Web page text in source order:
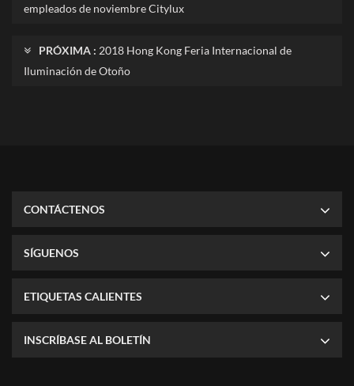
empleados de noviembre Citylux
PRÓXIMA : 2018 Hong Kong Feria Internacional de
Iluminación de Otoño
CONTÁCTENOS
SÍGUENOS
ETIQUETAS CALIENTES
INSCRÍBASE AL BOLETÍN